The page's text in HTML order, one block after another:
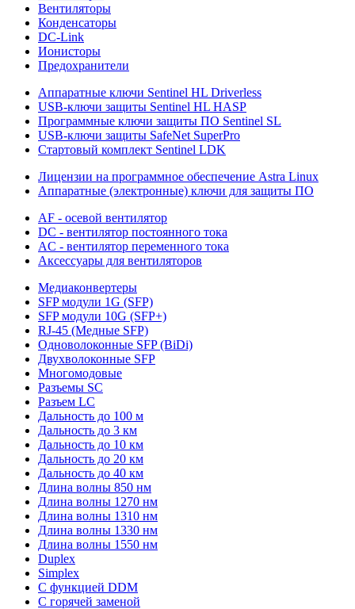
Вентиляторы
Конденсаторы
DC-Link
Ионисторы
Предохранители
Аппаратные ключи Sentinel HL Driverless
USB-ключи защиты Sentinel HL HASP
Программные ключи защиты ПО Sentinel SL
USB-ключи защиты SafeNet SuperPro
Стартовый комплект Sentinel LDK
Лицензии на программное обеспечение Astra Linux
Аппаратные (электронные) ключи для защиты ПО
AF - осевой вентилятор
DC - вентилятор постоянного тока
AC - вентилятор переменного тока
Аксессуары для вентиляторов
Медиаконвертеры
SFP модули 1G (SFP)
SFP модули 10G (SFP+)
RJ-45 (Медные SFP)
Одноволоконные SFP (BiDi)
Двухволоконные SFP
Многомодовые
Разъемы SC
Разъем LC
Дальность до 100 м
Дальность до 3 км
Дальность до 10 км
Дальность до 20 км
Дальность до 40 км
Длина волны 850 нм
Длина волны 1270 нм
Длина волны 1310 нм
Длина волны 1330 нм
Длина волны 1550 нм
Duplex
Simplex
С функцией DDM
С горячей заменой